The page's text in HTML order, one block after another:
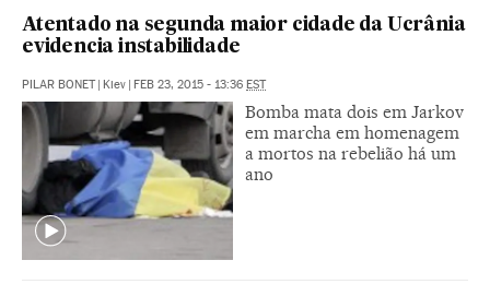
Atentado na segunda maior cidade da Ucrânia
evidencia instabilidade
PILAR BONET | Kiev | FEB 23, 2015 - 13:36 EST
Bomba mata dois em Jarkov
em marcha em homenagem
a mortos na rebelião há um
ano